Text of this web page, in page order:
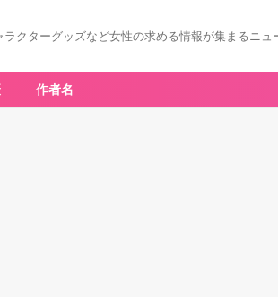
ラクターグッズなど女性の求める情報が集まるニュ
作者名